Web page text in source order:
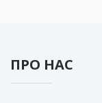
ПРО НАС